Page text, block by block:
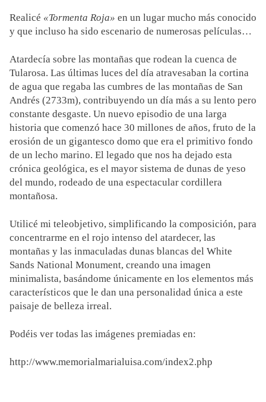
Realicé «Tormenta Roja» en un lugar mucho más conocido
y que incluso ha sido escenario de numerosas películas…
Atardecía sobre las montañas que rodean la cuenca de
Tularosa. Las últimas luces del día atravesaban la cortina
de agua que regaba las cumbres de las montañas de San
Andrés (2733m), contribuyendo un día más a su lento pero
constante desgaste. Un nuevo episodio de una larga
historia que comenzó hace 30 millones de años, fruto de la
erosión de un gigantesco domo que era el primitivo fondo
de un lecho marino. El legado que nos ha dejado esta
crónica geológica, es el mayor sistema de dunas de yeso
del mundo, rodeado de una espectacular cordillera
montañosa.
Utilicé mi teleobjetivo, simplificando la composición, para
concentrarme en el rojo intenso del atardecer, las
montañas y las inmaculadas dunas blancas del White
Sands National Monument, creando una imagen
minimalista, basándome únicamente en los elementos más
característicos que le dan una personalidad única a este
paisaje de belleza irreal.
Podéis ver todas las imágenes premiadas en:
http://www.memorialmarialuisa.com/index2.php